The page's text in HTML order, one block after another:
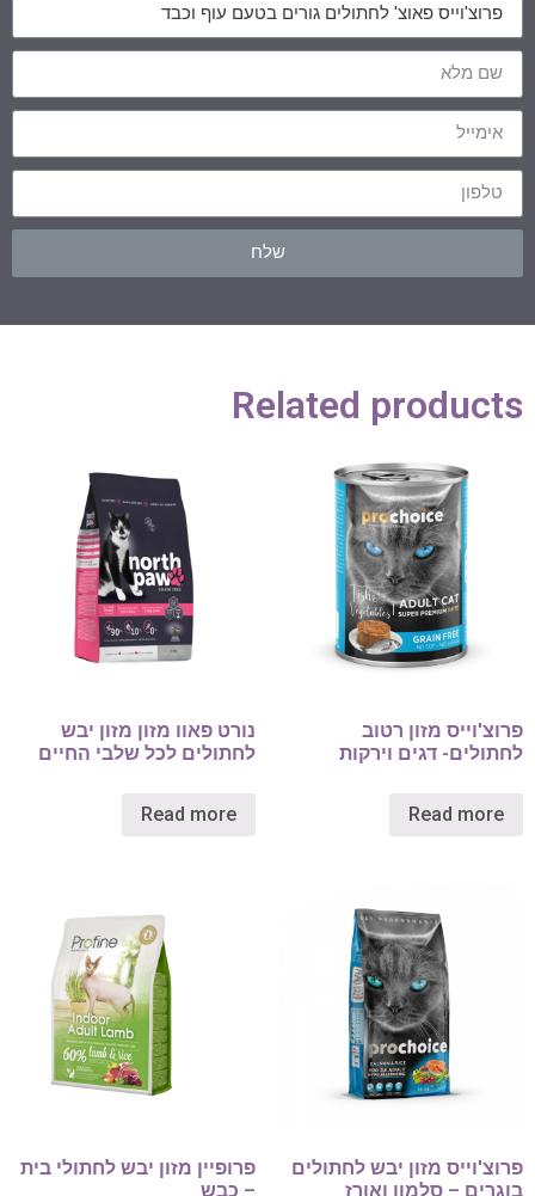
שלח
Related products
פרוצ'וייס מזון רטוב
לחתולים- דגים וירקות
Read more
נורט פאוו מזון מזון יבש
לחתולים לכל שלבי החיים
Read more
פרוצ'וייס מזון יבש לחתולים
בוגרים – סלמון ואורז
פרופיין מזון יבש לחתולי בית
– כבש